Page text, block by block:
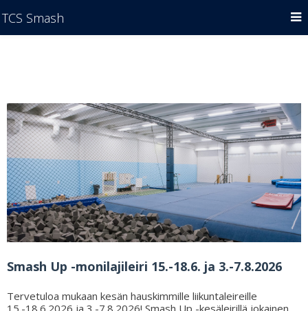
Smash Up -monilajileiri 15.-18.6. ja 3.-7.8.2026
Tervetuloa mukaan kesän hauskimmille liikuntaleireille
15.-18.6.2026 ja 3.-7.8.2026! Smash Up -kesäleirillä jokainen
TCS Smash